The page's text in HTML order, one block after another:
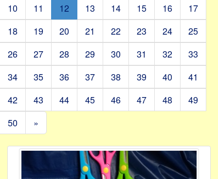
10
11 12 13 14 15 16
17
18
19 20 21 22 23 24
25
26
27 28 29 30 31 32
33
34
35 36 37 38 39 40
41
42
43 44 45 46 47 48
49
50
»